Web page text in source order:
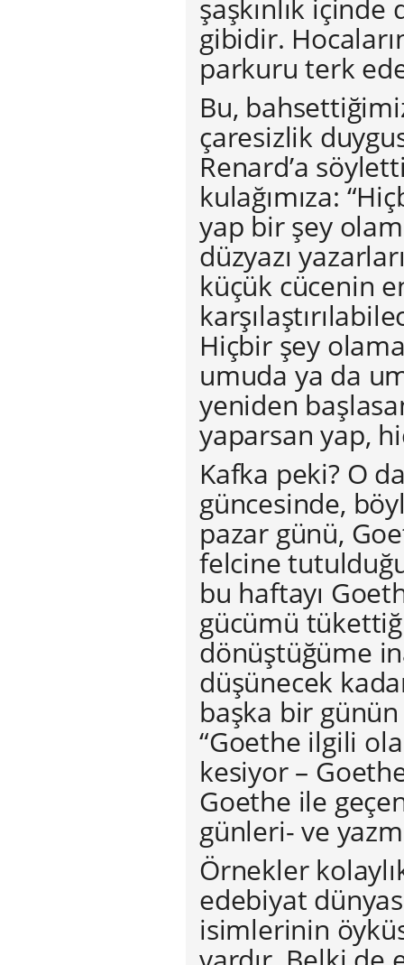
şaşkınlık
gibidir.
parkuru terk
Bu,
çaresizlik
Renard’a
kulağımıza:
yap bir şey
düzyazı
küçük cücenin
Hiçbir şey
umuda ya da
yeniden
yaparsan yap,
Kafka peki? O
güncesinde,
pazar günü,
felcine
bu haftayı
gücümü
dönüştüğüme
düşünecek
başka bir
“Goethe ilgili
kesiyor –
Goethe ile
günleri- ve
Örnekler
edebiyat
isimlerinin